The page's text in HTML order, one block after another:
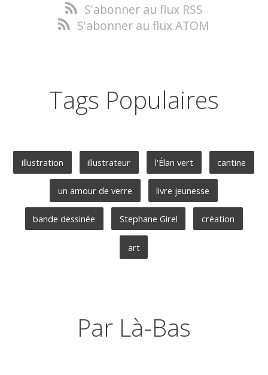
S'abonner au flux RSS
S'abonner au flux ATOM
Tags Populaires
illustration illustrateur l'Élan vert cantine
un amour de verre livre jeunesse
bande dessinée Stephane Girel création
art
Par Là-Bas